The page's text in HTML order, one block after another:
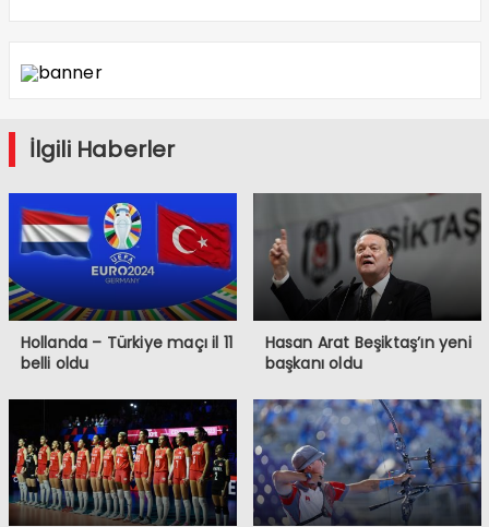
İlgili Haberler
Hollanda – Türkiye maçı il 11
belli oldu
Hasan Arat Beşiktaş’ın yeni
başkanı oldu